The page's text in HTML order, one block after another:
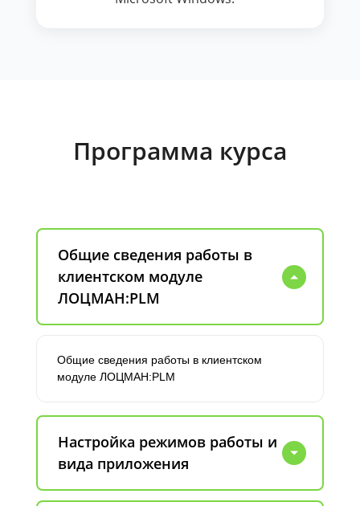
Программа курса
Общие сведения работы в
клиентском модуле
ЛОЦМАН:PLM
Общие сведения работы в клиентском
модуле ЛОЦМАН:PLM
Настройка режимов работы и
вида приложения